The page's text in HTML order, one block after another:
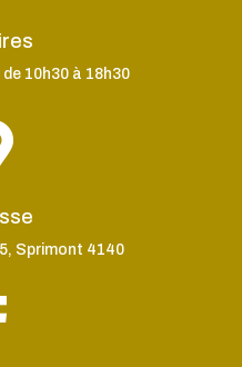
10h30 à 18h30
Sprimont 4140